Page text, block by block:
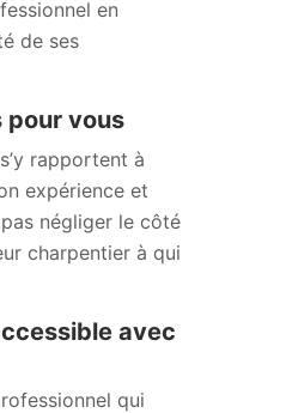
en
de ses
pour vous
rapportent à
expérience et
négliger le côté
charpentier à qui
avec
qui